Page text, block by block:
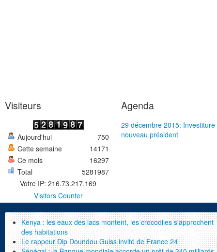
Visiteurs
Aujourd'hui
Cette semaine
Ce mois
Total
750
14171
16297
5281987
Votre IP: 216.73.217.169
Visitors Counter
Agenda
29 décembre 2015: Investiture
nouveau président
Kenya : les eaux des lacs montent, les crocodiles s'approchent
des habitations
Le rappeur Dip Doundou Guiss invité de France 24